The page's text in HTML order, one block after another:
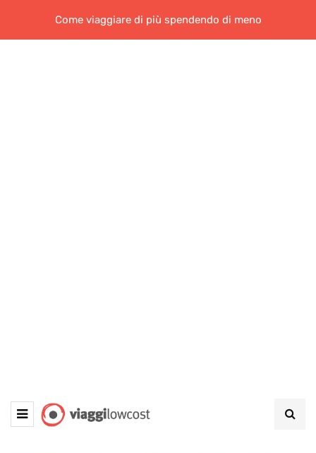
Come viaggiare di più spendendo di meno